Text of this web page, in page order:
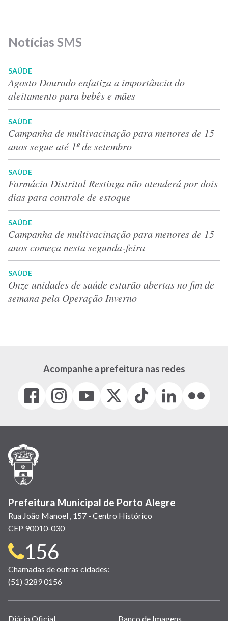
Notícias SMS
SAÚDE
Agosto Dourado enfatiza a importância do
aleitamento para bebês e mães
SAÚDE
Campanha de multivacinação para menores de 15
anos segue até 1º de setembro
SAÚDE
Farmácia Distrital Restinga não atenderá por dois
dias para controle de estoque
SAÚDE
Campanha de multivacinação para menores de 15
anos começa nesta segunda-feira
SAÚDE
Onze unidades de saúde estarão abertas no fim de
semana pela Operação Inverno
Acompanhe a prefeitura nas redes
Facebook
(link
em
janela)
Instagram
(link
em
(link
em
(Antigo
(link
Tiktok
(link
em
LinkedIn
(link
em
(link
em
Prefeitura Municipal de Porto Alegre
Rua João Manoel , 157 - Centro Histórico
CEP 90010-030
Telefone
para
contato:
156
Chamadas de outras cidades:
(51) 3289 0156
Links
Diário Oficial Banco de Imagens